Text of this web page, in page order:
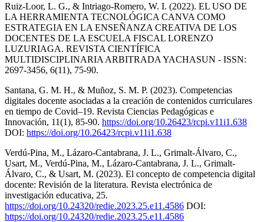
Ruiz-Loor, L. G., & Intriago-Romero, W. I. (2022). EL USO DE
LA HERRAMIENTA TECNOLÓGICA CANVA COMO
ESTRATEGIA EN LA ENSEÑANZA CREATIVA DE LOS
DOCENTES DE LA ESCUELA FISCAL LORENZO
LUZURIAGA. REVISTA CIENTÍFICA
MULTIDISCIPLINARIA ARBITRADA YACHASUN - ISSN:
2697-3456, 6(11), 75-90.
Santana, G. M. H., & Muñoz, S. M. P. (2023). Competencias
digitales docente asociadas a la creación de contenidos curriculares
en tiempo de Covid–19. Revista Ciencias Pedagógicas e
Innovación, 11(1), 85-90. https://doi.org/10.26423/rcpi.v11i1.638
DOI: https://doi.org/10.26423/rcpi.v11i1.638
Verdú-Pina, M., Lázaro-Cantabrana, J. L., Grimalt-Álvaro, C.,
Usart, M., Verdú-Pina, M., Lázaro-Cantabrana, J. L., Grimalt-
Álvaro, C., & Usart, M. (2023). El concepto de competencia digital
docente: Revisión de la literatura. Revista electrónica de
investigación educativa, 25.
https://doi.org/10.24320/redie.2023.25.e11.4586 DOI:
https://doi.org/10.24320/redie.2023.25.e11.4586